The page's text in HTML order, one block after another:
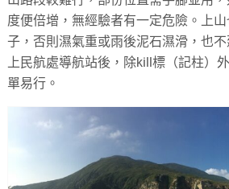
度便倍增，無經驗者有一定危險。上
子，否則濕氣重或雨後泥石濕滑，也
上民航處導航站後，除kill標（記柱）
單易行。